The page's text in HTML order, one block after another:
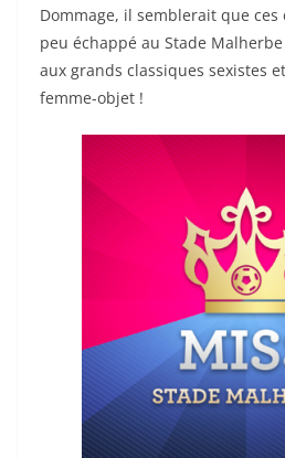
Dommage, il semblerait que
peu échappé au Stade
aux grands classiques sexistes
femme-objet !